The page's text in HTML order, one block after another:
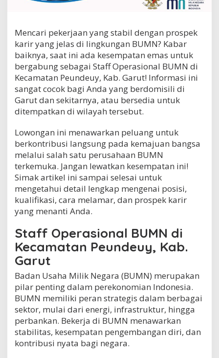
n
a
l
B
U
M
d
i
K
c
a
m
a
t
a
n
P
e
u
n
e
u
y
a
b
.
G
a
r
u
t
Mencari pekerjaan yang stabil dengan prospek
karir yang jelas di lingkungan BUMN? Kabar
baiknya, saat ini ada kesempatan emas untuk
bergabung sebagai Staff Operasional BUMN di
Kecamatan Peundeuy, Kab. Garut! Informasi ini
sangat cocok bagi Anda yang berdomisili di
Garut dan sekitarnya, atau bersedia untuk
ditempatkan di wilayah tersebut.
Lowongan ini menawarkan peluang untuk
berkontribusi langsung pada kemajuan bangsa
melalui salah satu perusahaan BUMN
terkemuka. Jangan lewatkan kesempatan ini!
Simak artikel ini sampai selesai untuk
mengetahui detail lengkap mengenai posisi,
kualifikasi, cara melamar, dan prospek karir
yang menanti Anda.
Staff Operasional BUMN di
Kecamatan Peundeuy, Kab.
Garut
Badan Usaha Milik Negara (BUMN) merupakan
pilar penting dalam perekonomian Indonesia.
BUMN memiliki peran strategis dalam berbagai
sektor, mulai dari energi, infrastruktur, hingga
perbankan. Bekerja di BUMN menawarkan
stabilitas, kesempatan pengembangan diri, dan
kontribusi nyata bagi negara.